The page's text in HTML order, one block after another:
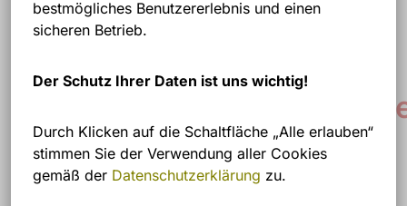
bestmögliches Benutzererlebnis und einen
sicheren Betrieb.
Der Schutz Ihrer Daten ist uns wichtig!
Durch Klicken auf die Schaltfläche „Alle erlauben“
stimmen Sie der Verwendung aller Cookies
gemäß der Datenschutzerklärung zu.
SO ERHALTEN SIE DEN
ZUSCHUSS IHRER
Deutschland, Sweiz)
ByDr.Riedling Zsolt